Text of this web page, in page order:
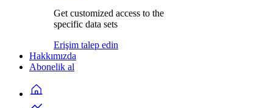
Get customized access to the
specific data sets
Erişim talep edin
Hakkımızda
Abonelik al